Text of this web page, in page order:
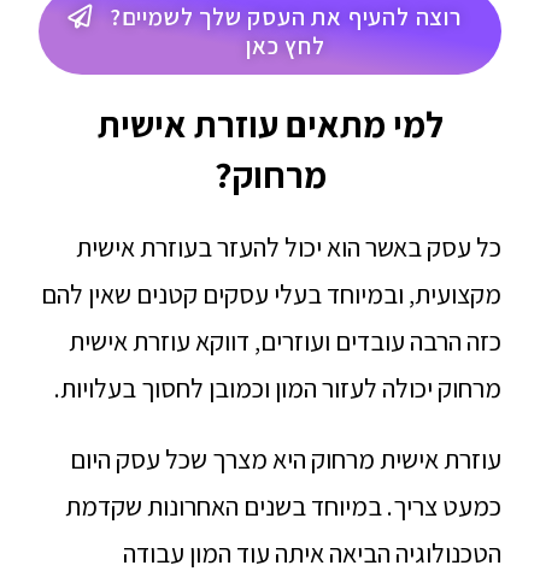
רוצה להעיף את העסק שלך לשמיים?
לחץ כאן
למי מתאים עוזרת אישית
מרחוק?
כל עסק באשר הוא יכול להעזר בעוזרת אישית
מקצועית, ובמיוחד בעלי עסקים קטנים שאין להם
כזה הרבה עובדים ועוזרים, דווקא עוזרת אישית
מרחוק יכולה לעזור המון וכמובן לחסוך בעלויות.
עוזרת אישית מרחוק היא מצרך שכל עסק היום
כמעט צריך. במיוחד בשנים האחרונות שקדמת
הטכנולוגיה הביאה איתה עוד המון עבודה